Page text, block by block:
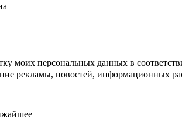
моих персональных данных в
рекламы, новостей, информационных